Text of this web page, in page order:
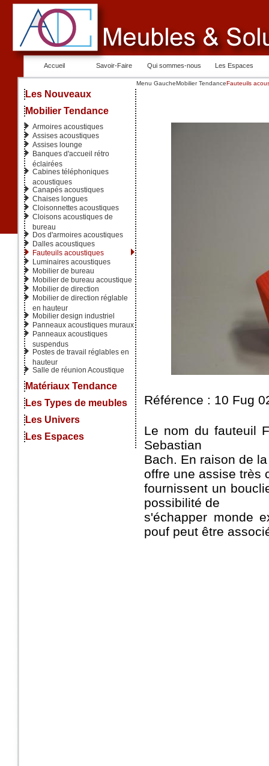
Accueil Savoir-Faire Qui sommes-nous Les Espaces
Les Nouveaux
Mobilier Tendance
Armoires acoustiques
Assises acoustiques
Assises lounge
Banques d'accueil rétro
éclairées
Cabines téléphoniques
acoustiques
Canapés acoustiques
Chaises longues
Cloisonnettes acoustiques
Cloisons acoustiques de
bureau
Dos d'armoires acoustiques
Dalles acoustiques
Fauteuils acoustiques
Luminaires acoustiques
Mobilier de bureau
Mobilier de bureau acoustique
Mobilier de direction
Mobilier de direction réglable
en hauteur
Mobilier design industriel
Panneaux acoustiques muraux
Panneaux acoustiques
suspendus
Postes de travail réglables en
hauteur
Salle de réunion Acoustique
Matériaux Tendance
Les Types de meubles
Les Univers
Les Espaces
Menu GaucheMobilier TendanceFauteuils
Référence : 10 Fug
Le nom du fauteuil
Sebastian
Bach. En raison de
offre une assise très
fournissent un
possibilité de
s'échapper monde
pouf peut être